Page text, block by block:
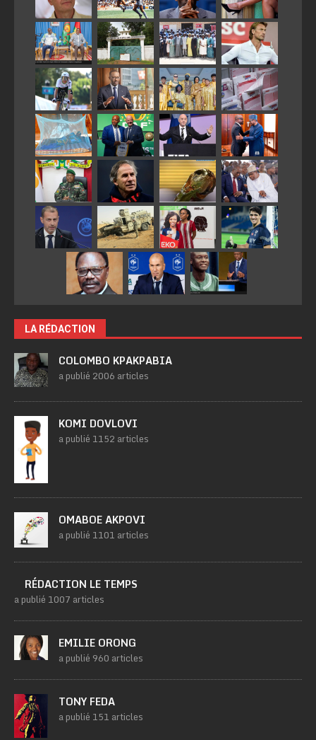
LA RÉDACTION
COLOMBO KPAKPABIA
a publié 2006 articles
KOMI DOVLOVI
a publié 1152 articles
OMABOE AKPOVI
a publié 1101 articles
RÉDACTION LE TEMPS
a publié 1007 articles
EMILIE ORONG
a publié 960 articles
TONY FEDA
a publié 151 articles